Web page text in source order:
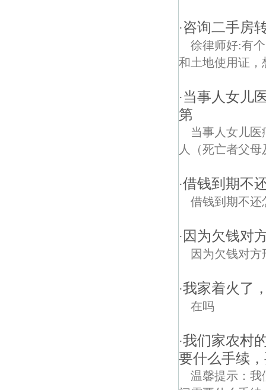
·咨询二手房
徐律师好:有
和土地使用证，
·当事人女儿
第
当事人女儿
人（死亡者父
·借钱到期不
借钱到期不还
· 因为欠钱对
因为欠钱对
·我家着火了
在吗
·我们家农村
要什么手续
温馨提示：我